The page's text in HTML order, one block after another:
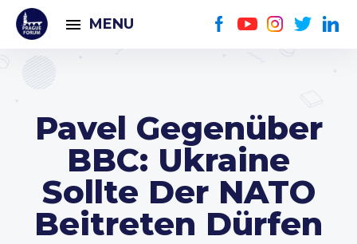
MENU
Pavel Gegenüber
BBC: Ukraine
Sollte Der NATO
Beitreten Dürfen